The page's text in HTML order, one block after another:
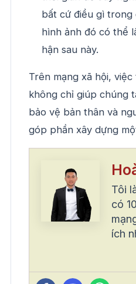
bất cứ điều gì trong
hình ảnh đó có thể
hận sau này.
Trên mạng xã hội,
không chỉ giúp chúng
bảo vệ bản thân và
góp phần xây dựng
Tôi
có
ích